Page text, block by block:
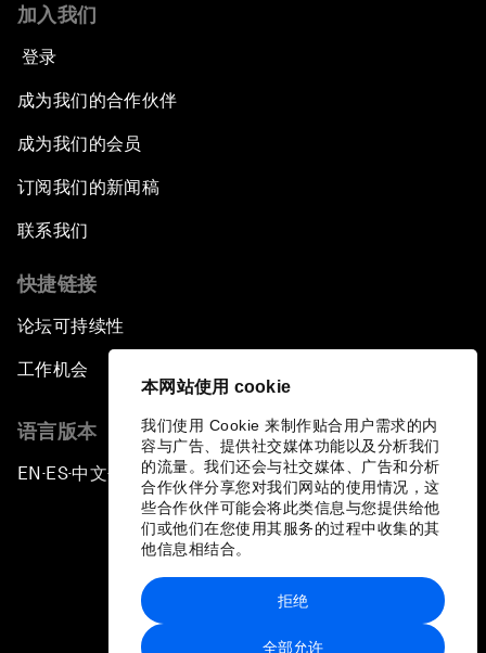
本网站使用 cookie
我们使用 Cookie 来制作贴合用户需求的内
容与广告、提供社交媒体功能以及分析我们
的流量。我们还会与社交媒体、广告和分析
合作伙伴分享您对我们网站的使用情况，这
些合作伙伴可能会将此类信息与您提供给他
们或他们在您使用其服务的过程中收集的其
他信息相结合。
全部允许
拒绝
加入我们
登录
成为我们的合作伙伴
成为我们的会员
订阅我们的新闻稿
联系我们
快捷链接
论坛可持续性
工作机会
语言版本
EN ▪ ES▪中文▪ 日本語